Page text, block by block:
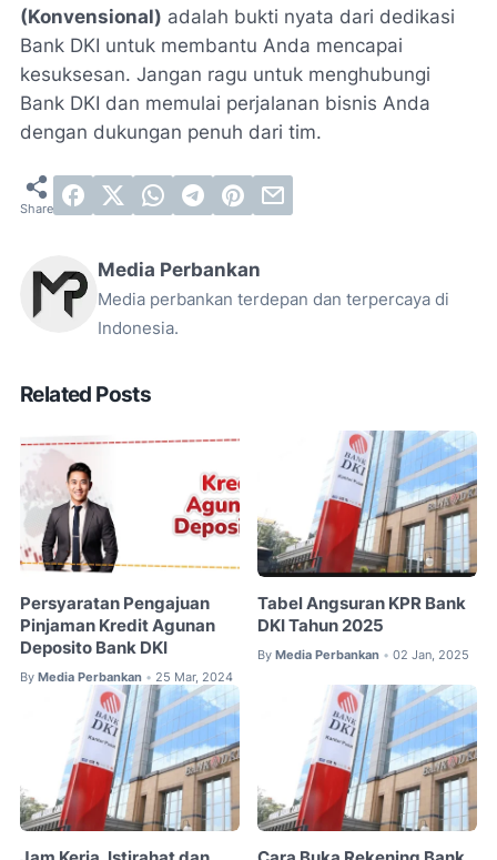
(Konvensional) adalah bukti nyata dari dedikasi
Bank DKI untuk membantu Anda mencapai
kesuksesan. Jangan ragu untuk menghubungi
Bank DKI dan memulai perjalanan bisnis Anda
dengan dukungan penuh dari tim.
Media Perbankan
Media perbankan terdepan dan terpercaya di
Indonesia.
Related Posts
Persyaratan Pengajuan
Pinjaman Kredit Agunan
Deposito Bank DKI
By Media Perbankan • 25 Mar, 2024
Tabel Angsuran KPR Bank
DKI Tahun 2025
By Media Perbankan • 02 Jan, 2025